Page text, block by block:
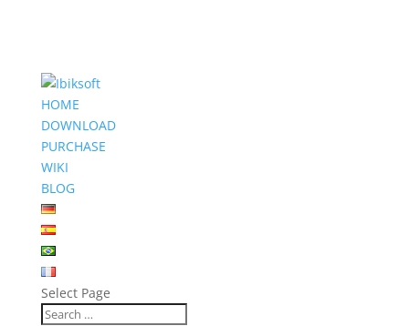
HOME
DOWNLOAD
PURCHASE
WIKI
BLOG
Select Page